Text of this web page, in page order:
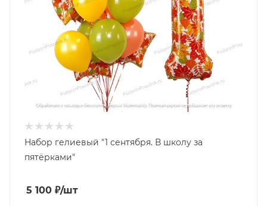
Набор гелиевый "1 сентября. В школу за
пятёрками"
5 100 ₽/шт